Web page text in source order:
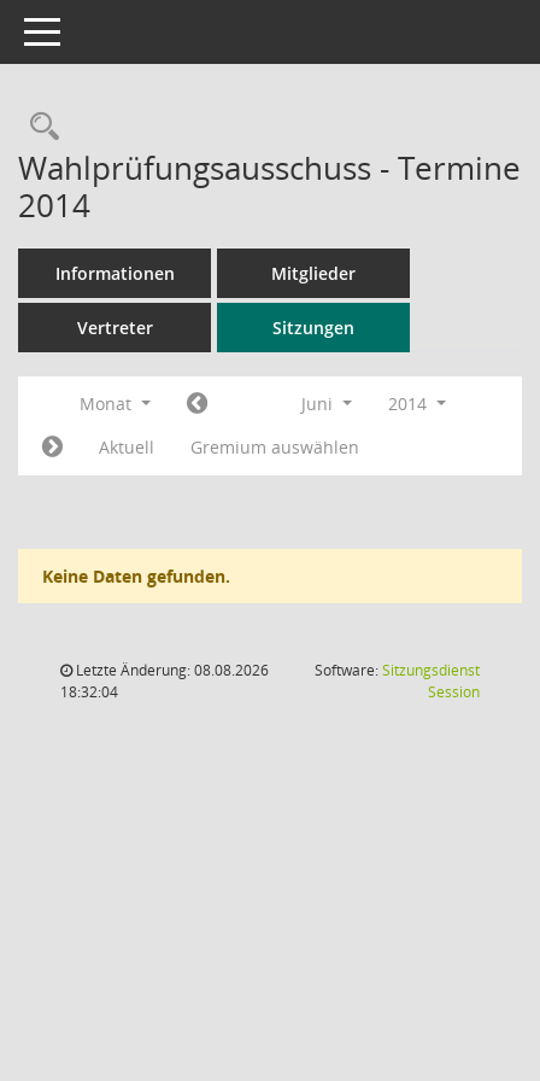
Toggle navigation
Rechercheauswahl
Wahlprüfungsausschuss - Termine
2014
Informationen Mitglieder
Vertreter Sitzungen
Monat Juni
2014
Aktuell
Gremium auswählen
Keine Daten gefunden.
Letzte Änderung: 08.08.2026
18:32:04
Software:Sitzungsdienst
Session(Wird in